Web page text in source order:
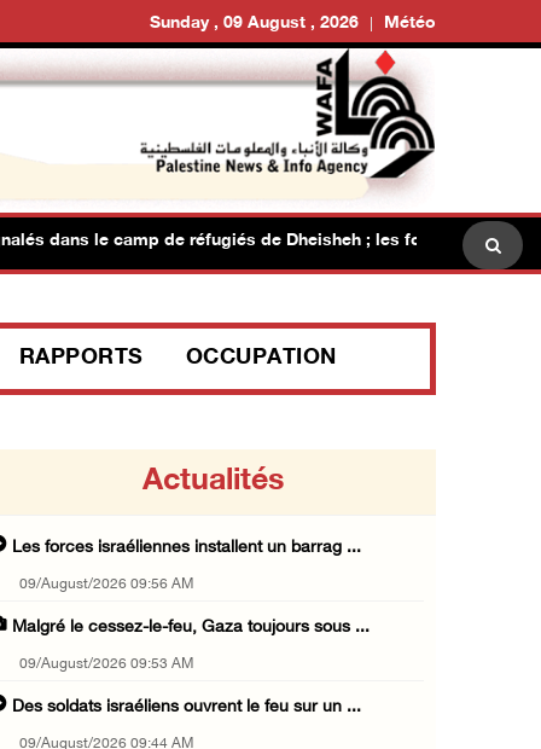
Sunday , 09 August , 2026 Météo
dans le camp de réfugiés de Dheisheh ; les forces israéliennes
RAPPORTS OCCUPATION
Actualités
Les forces israéliennes installent un barrag ...
09/August/2026 09:56 AM
Malgré le cessez-le-feu, Gaza toujours sous ...
09/August/2026 09:53 AM
Des soldats israéliens ouvrent le feu sur un ...
09/August/2026 09:44 AM